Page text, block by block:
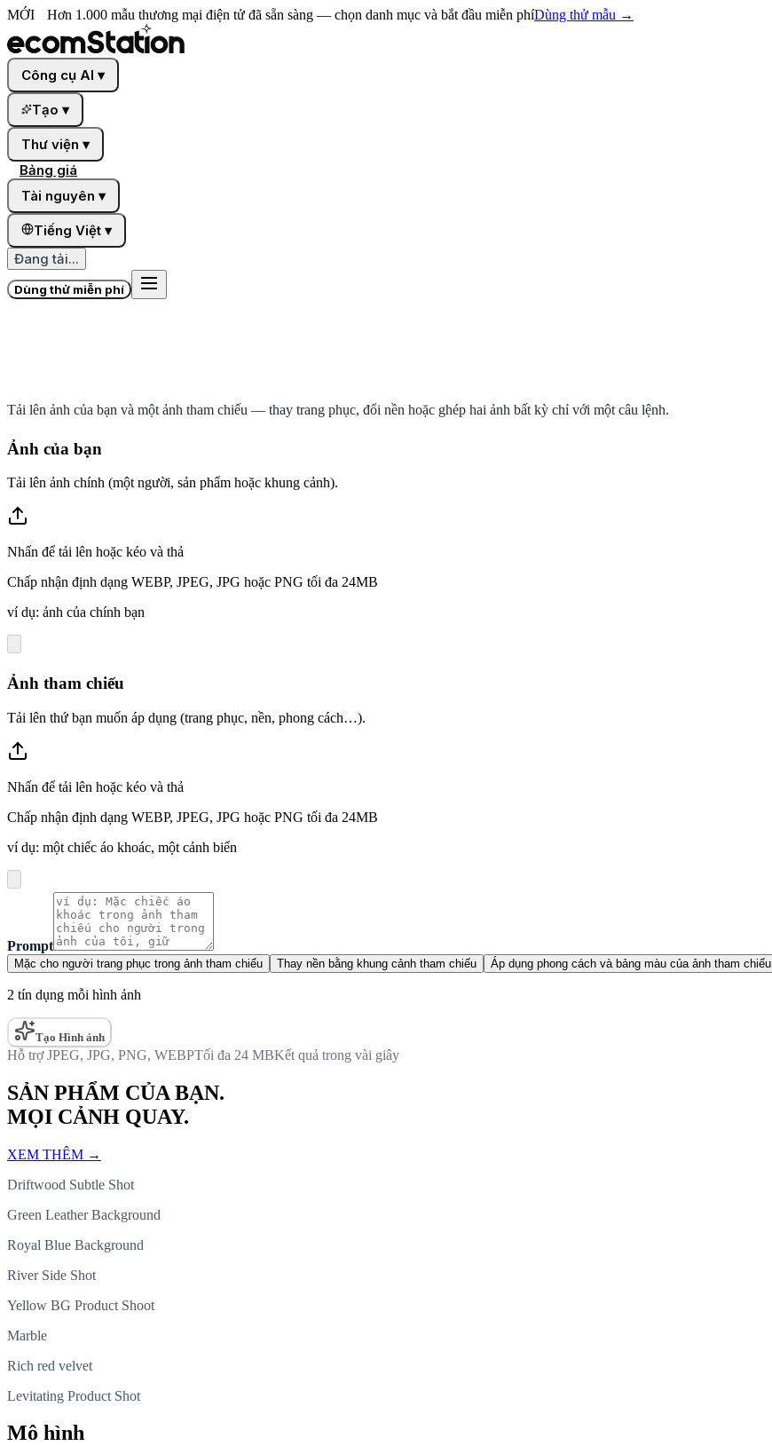
MỚI Hơn 1.000 mẫu thương mại điện tử đã sẵn sàng — chọn danh mục và bắt đầu miễn phíDùng thử mẫu →
Công cụ AI ▾
Tạo ▾
Thư viện ▾
Bảng giá
Tài nguyên ▾
Tiếng Việt ▾
Đang tải...
Dùng thử miễn phí
Tải lên ảnh của bạn và một ảnh tham chiếu — thay trang phục, đổi nền hoặc ghép hai ảnh bất kỳ chỉ với một câu lệnh.
Ảnh của bạn
Tải lên ảnh chính (một người, sản phẩm hoặc khung cảnh).
Nhấn để tải lên hoặc kéo và thả
Chấp nhận định dạng WEBP, JPEG, JPG hoặc PNG tối đa 24MB
ví dụ: ảnh của chính bạn
Ảnh tham chiếu
Tải lên thứ bạn muốn áp dụng (trang phục, nền, phong cách…).
Nhấn để tải lên hoặc kéo và thả
Chấp nhận định dạng WEBP, JPEG, JPG hoặc PNG tối đa 24MB
ví dụ: một chiếc áo khoác, một cảnh biển
Prompt
Mặc cho người trang phục trong ảnh tham chiếu Thay nền bằng khung cảnh tham chiếu Áp dụng phong cách và bảng màu của ảnh tham chiếu
2 tín dụng mỗi hình ảnh
Tạo Hình ảnh
Hỗ trợ JPEG, JPG, PNG, WEBPTối đa 24 MBKết quả trong vài giây
SẢN PHẨM CỦA BẠN.
MỌI CẢNH QUAY.
XEM THÊM →
Driftwood Subtle Shot
Green Leather Background
Royal Blue Background
River Side Shot
Yellow BG Product Shoot
Marble
Rich red velvet
Levitating Product Shot
Mô hình